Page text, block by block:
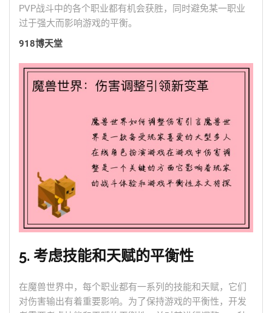
PVP战斗中的各个职业都有机会获胜，同时避免某一职业
过于强大而影响游戏的平衡。
918博天堂
5. 考虑技能和天赋的平衡性
在魔兽世界中，每个职业都有一系列的技能和天赋，它们
对伤害输出有着重要影响。为了保持游戏的平衡性，开发